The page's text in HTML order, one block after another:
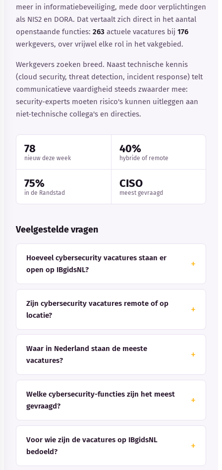
meer in informatiebeveiliging, mede door verplichtingen
als NIS2 en DORA. Dat vertaalt zich direct in het aantal
openstaande functies: 263 actuele vacatures bij 176
werkgevers, over vrijwel elke rol in het vakgebied.
Werkgevers zoeken breed. Naast technische kennis
(cloud security, threat detection, incident response) telt
communicatieve vaardigheid steeds zwaarder mee:
security-experts moeten risico's kunnen uitleggen aan
niet-technische collega's en directies.
78
nieuw deze week
40%
hybride of remote
75%
in de Randstad
CISO
meest gevraagd
Veelgestelde vragen
Hoeveel cybersecurity vacatures staan er
open op IBgidsNL?
Zijn cybersecurity vacatures remote of op
locatie?
Waar in Nederland staan de meeste
vacatures?
Welke cybersecurity-functies zijn het meest
gevraagd?
Voor wie zijn de vacatures op IBgidsNL
bedoeld?